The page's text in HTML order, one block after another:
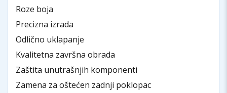
Roze boja
Precizna izrada
Odlično uklapanje
Kvalitetna završna obrada
Zaštita unutrašnjih komponenti
Zamena za oštećen zadnji poklopac